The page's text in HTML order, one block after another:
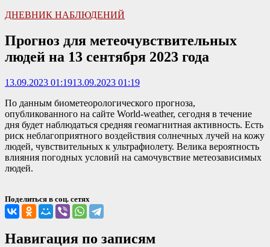
ДНЕВНИК НАБЛЮДЕНИЙ
Прогноз для метеочувствительных
людей на 13 сентября 2023 года
13.09.2023 01:1913.09.2023 01:19
По данным биометеорологического прогноза,
опубликованного на сайте World-weather, сегодня в течение
дня будет наблюдаться средняя геомагнитная активность. Есть
риск неблагоприятного воздействия солнечных лучей на кожу
людей, чувствительных к ультрафиолету. Велика вероятность
влияния погодных условий на самочувствие метеозависимых
людей.
Поделиться в соц. сетях
Навигация по записям